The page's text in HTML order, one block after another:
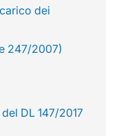
dei
247/2007)
DL 147/2017